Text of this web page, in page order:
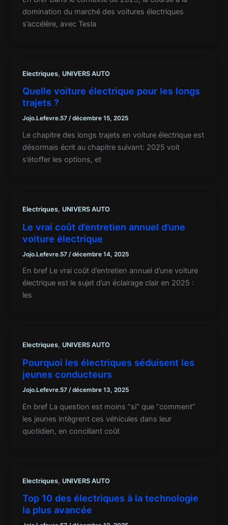
domination du marché des voitures électriques
s’accélère, avec Tesla
Electriques, UNIVERS AUTO
Quelle voiture électrique pour les longs
trajets ?
Jojo.Lefevre.57/décembre 15, 2025
Le chapitre des longs trajets en voiture électrique est
désormais écrit au chapitre suivant: 2025 voit
s’étoffer les options, et
Electriques, UNIVERS AUTO
Le vrai coût d’entretien annuel d’une
voiture électrique
Jojo.Lefevre.57 /décembre 14, 2025
En bref Le vrai coût d’entretien annuel d’une voiture
électrique est le sujet d’un éclairage clair en 2025 :
les
Electriques, UNIVERS AUTO
Pourquoi les électriques séduisent les
jeunes conducteurs
Jojo.Lefevre.57/décembre 13, 2025
En bref La question est moins “si” que “comment”
les jeunes intègrent ces véhicules dans leur
quotidien, en conciliant coût
Electriques, UNIVERS AUTO
Top 10 des électriques à la technologie
la plus avancée